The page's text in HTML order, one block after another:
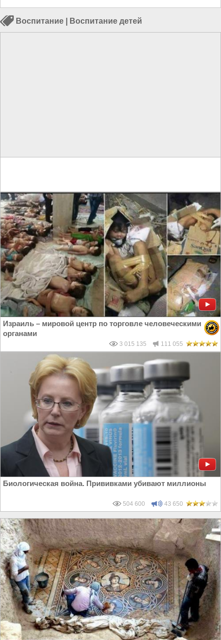
Воспитание Воспитание детей
Израиль – мировой центр по торговле человеческими
органами
3 015 135 111 055
Биологическая война. Прививками убивают миллионы
504 600 43 650